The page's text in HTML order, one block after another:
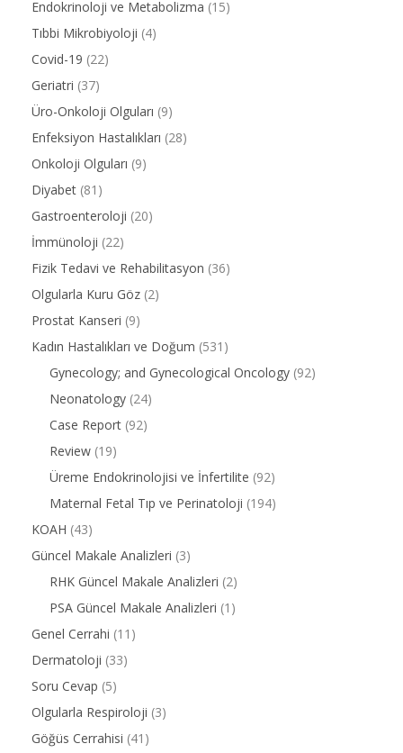
Endokrinoloji ve Metabolizma (15)
Tıbbi Mikrobiyoloji (4)
Covid-19 (22)
Geriatri (37)
Üro-Onkoloji Olguları (9)
Enfeksiyon Hastalıkları (28)
Onkoloji Olguları (9)
Diyabet (81)
Gastroenteroloji (20)
İmmünoloji (22)
Fizik Tedavi ve Rehabilitasyon (36)
Olgularla Kuru Göz (2)
Prostat Kanseri (9)
Kadın Hastalıkları ve Doğum (531)
Gynecology; and Gynecological Oncology (92)
Neonatology (24)
Case Report (92)
Review (19)
Üreme Endokrinolojisi ve İnfertilite (92)
Maternal Fetal Tıp ve Perinatoloji (194)
KOAH (43)
Güncel Makale Analizleri (3)
RHK Güncel Makale Analizleri (2)
PSA Güncel Makale Analizleri (1)
Genel Cerrahi (11)
Dermatoloji (33)
Soru Cevap (5)
Olgularla Respiroloji (3)
Göğüs Cerrahisi (41)